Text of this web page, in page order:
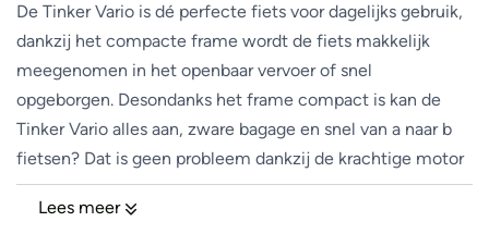
De Tinker Vario is dé perfecte fiets voor dagelijks gebruik,
dankzij het compacte frame wordt de fiets makkelijk
meegenomen in het openbaar vervoer of snel
opgeborgen. Desondanks het frame compact is kan de
Tinker Vario alles aan, zware bagage en snel van a naar b
fietsen? Dat is geen probleem dankzij de krachtige motor
van Bosch. De fiets is zo ontworpen dat hij binnen luttele
seconden ingeklapt kan worden waardoor hij makkelijk te
Lees meer